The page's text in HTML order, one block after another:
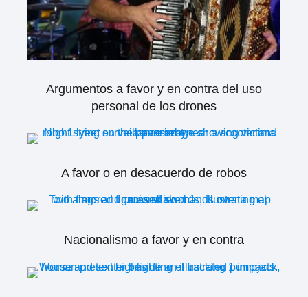
Argumentos a favor y en contra del uso
personal de los drones
A favor o en desacuerdo de robos
Nacionalismo a favor y en contra